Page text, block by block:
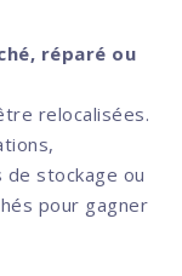
réparé ou
relocalisées.
stockage ou
pour gagner